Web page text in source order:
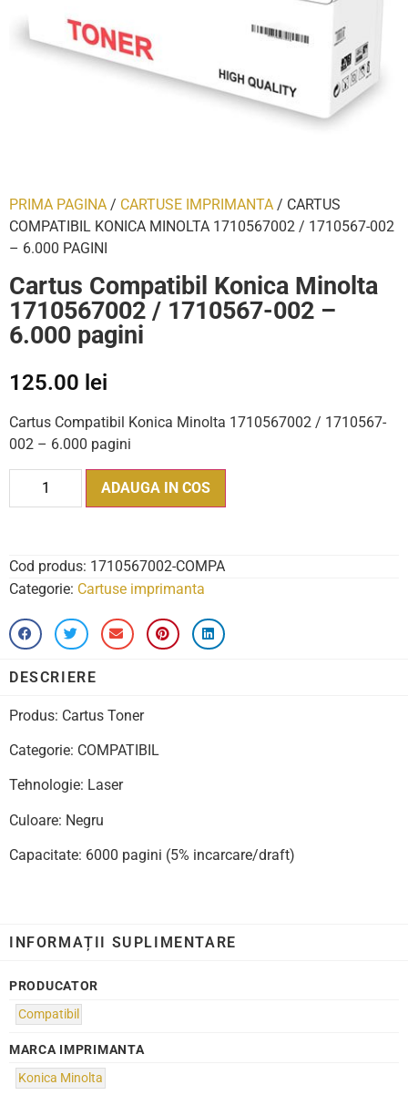
PRIMA PAGINA / CARTUSE IMPRIMANTA / CARTUS
COMPATIBIL KONICA MINOLTA 1710567002 / 1710567-002
– 6.000 PAGINI
Cartus Compatibil Konica Minolta
1710567002 / 1710567-002 –
6.000 pagini
125.00 lei
Cartus Compatibil Konica Minolta 1710567002 / 1710567-
002 – 6.000 pagini
ADAUGA IN COS
Cod produs: 1710567002-COMPA
Categorie: Cartuse imprimanta
DESCRIERE
Produs: Cartus Toner
Categorie: COMPATIBIL
Tehnologie: Laser
Culoare: Negru
Capacitate: 6000 pagini (5% incarcare/draft)
INFORMAȚII SUPLIMENTARE
PRODUCATOR
Compatibil
MARCA IMPRIMANTA
Konica Minolta